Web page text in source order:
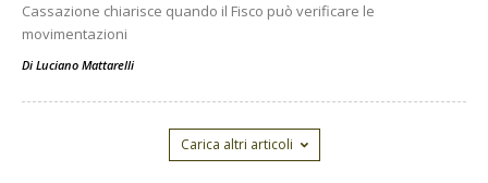
Cassazione chiarisce quando il Fisco può verificare le
movimentazioni
Di Luciano Mattarelli
Carica altri articoli